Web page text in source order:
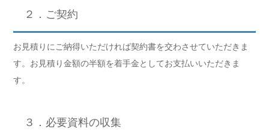
２．ご契約
お見積りにご納得いただければ契約書を交わさせていただきま
す。お見積り金額の半額を着手金としてお支払いいただきま
す。
３．必要資料の収集